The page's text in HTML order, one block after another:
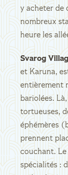
y acheter de
nombreux
heure les
Svarog
et Karuna,
entièrement
bariolées.
tortueuses,
éphémères
prennent
couchant.
spécialités :